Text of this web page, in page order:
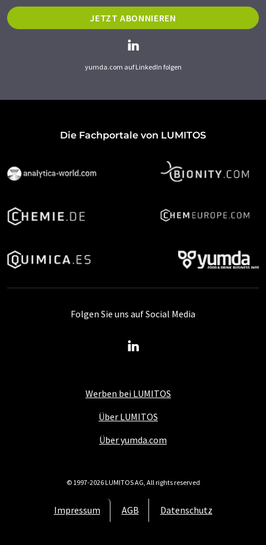
JETZT ABONNIEREN
yumda.com auf LinkedIn folgen
Die Fachportale von LUMITOS
Werben bei LUMITOS
Über LUMITOS
Über yumda.com
Impressum AGB Datenschutz
Folgen Sie uns auf Social Media
© 1997-2026 LUMITOS AG, All rights reserved